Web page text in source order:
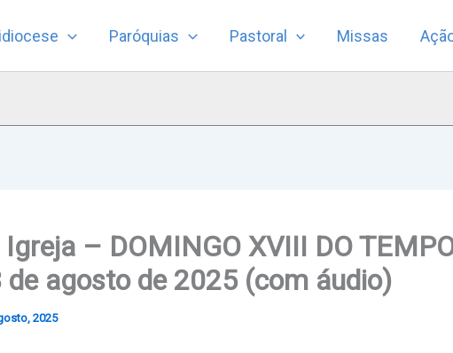
Paróquias Pastoral Missas
– DOMINGO XVIII DO
agosto de 2025 (com áudio)
2025